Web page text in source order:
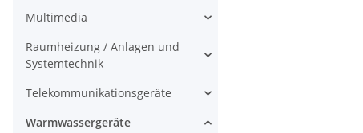
Multimedia
Raumheizung / Anlagen und
Systemtechnik
Telekommunikationsgeräte
Warmwassergeräte